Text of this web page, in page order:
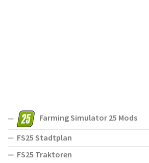
Farming Simulator 25 Mods
FS25 Stadtplan
FS25 Traktoren